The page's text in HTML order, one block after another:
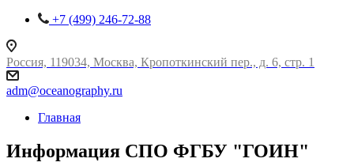
+7 (499) 246-72-88
Россия, 119034, Москва, Кропоткинский пер., д. 6, стр. 1
adm@oceanography.ru
Главная
Информация СПО ФГБУ "ГОИН"